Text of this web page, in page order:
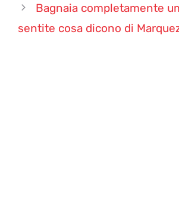
Bagnaia completamente
sentite cosa dicono di